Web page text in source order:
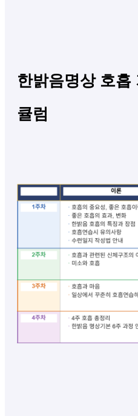
한밝음명상 호흡
큘럼